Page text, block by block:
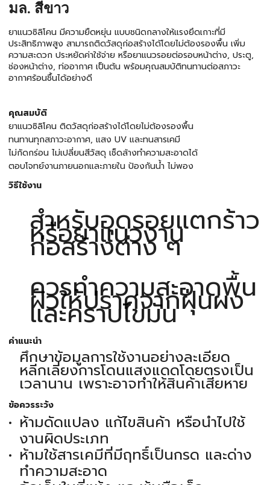
มล. สีขาว
ยาแนวซิลิโคน มีความยืดหยุ่น แบบชนิดกลางให้แรงยึดเกาะที่มี
ประสิทธิภาพสูง สามารถติดวัสดุก่อสร้างได้โดยไม่ต้องรองพื้น เพิ่ม
ความสะดวก ประหยัดค่าใช้จ่าย หรือยาแนวรอยต่อรอบหน้าต่าง, ประตู,
ช่องหน้าต่าง, ท่ออากาศ เป็นต้น พร้อมคุณสมบัติทนทานต่อสภาวะ
อากาศร้อนชื้นได้อย่างดี
คุณสมบัติ
ยาแนวซิลิโคน ติดวัสดุก่อสร้างได้โดยไม่ต้องรองพื้น
ทนทานทุกสภาวะอากาศ, แสง UV และทนสารเคมี
ไม่กัดกร่อน ไม่เปลี่ยนสีวัสดุ เช็ดล้างทำความสะอาดได้
ตอบโจทย์งานภายนอกและภายใน ป้องกันน้ำ ไม่พอง
วิธีใช้งาน
สำหรับอุดรอยแตกร้าว
หรือยาแนวงาน
ก่อสร้างต่าง ๆ
ควรทำความสะอาดพื้น
ผิวให้ปราศจากฝุ่นผง
และคราบไขมัน
คำแนะนำ
ศึกษาข้อมูลการใช้งานอย่างละเอียด
หลีกเลี่ยงการโดนแสงแดดโดยตรงเป็น
เวลานาน เพราะอาจทำให้สินค้าเสียหาย
ข้อควรระวัง
ห้ามดัดแปลง แก้ไขสินค้า หรือนำไปใช้
งานผิดประเภท
ห้ามใช้สารเคมีที่มีฤทธิ์เป็นกรด และด่าง
ทำความสะอาด